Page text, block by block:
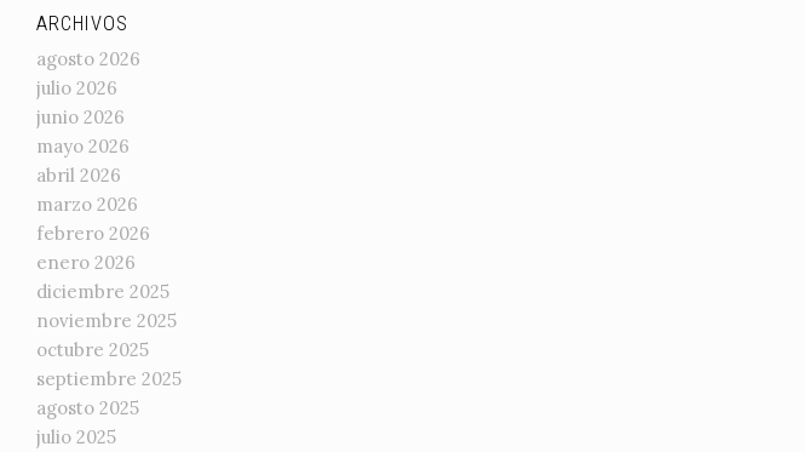
ARCHIVOS
agosto 2026
julio 2026
junio 2026
mayo 2026
abril 2026
marzo 2026
febrero 2026
enero 2026
diciembre 2025
noviembre 2025
octubre 2025
septiembre 2025
agosto 2025
julio 2025